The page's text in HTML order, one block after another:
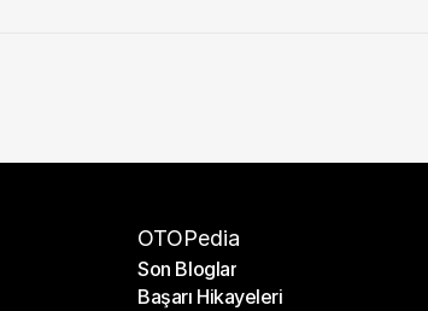
OTOPedia
Son Bloglar
Son Bloglar
Başarı Hikayeleri